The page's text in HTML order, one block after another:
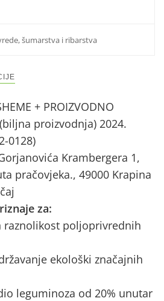
šumarstva i ribarstva
+ PROIZVODNO
(biljna proizvodnja) 2024.
0128)
Krambergera 1,
pračovjeka., 49000 Krapina
za:
raznolikost poljoprivrednih
ekološki značajnih
leguminoza od 20% unutar